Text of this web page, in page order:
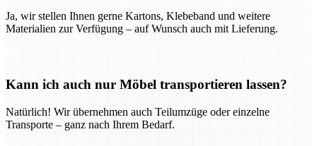
Ja, wir stellen Ihnen gerne Kartons, Klebeband und weitere
Materialien zur Verfügung – auf Wunsch auch mit Lieferung.
Kann ich auch nur Möbel transportieren lassen?
Natürlich! Wir übernehmen auch Teilumzüge oder einzelne
Transporte – ganz nach Ihrem Bedarf.